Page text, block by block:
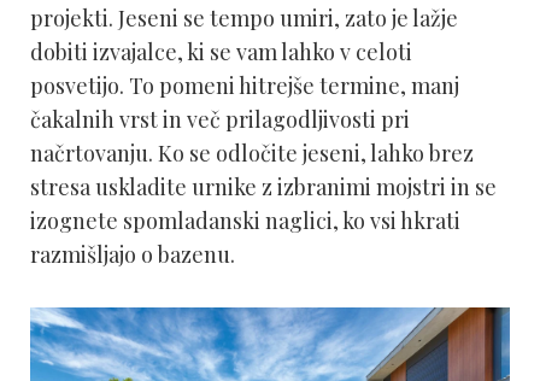
projekti. Jeseni se tempo umiri, zato je lažje
dobiti izvajalce, ki se vam lahko v celoti
posvetijo. To pomeni hitrejše termine, manj
čakalnih vrst in več prilagodljivosti pri
načrtovanju. Ko se odločite jeseni, lahko brez
stresa uskladite urnike z izbranimi mojstri in se
izognete spomladanski naglici, ko vsi hkrati
razmišljajo o bazenu.